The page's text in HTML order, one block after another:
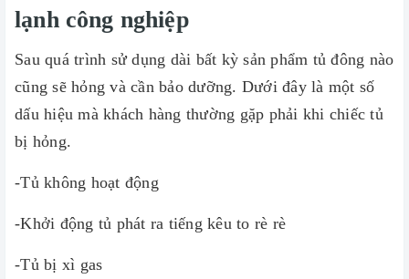
lạnh công nghiệp
Sau quá trình sử dụng dài bất kỳ sản phẩm tủ đông nào
cũng sẽ hỏng và cần bảo dưỡng. Dưới đây là một số
dấu hiệu mà khách hàng thường gặp phải khi chiếc tủ
bị hỏng.
-Tủ không hoạt động
-Khởi động tủ phát ra tiếng kêu to rè rè
-Tủ bị xì gas